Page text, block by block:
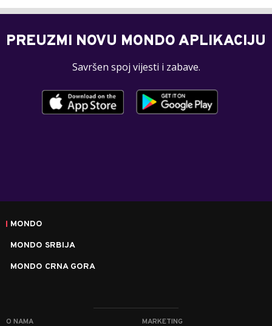
PREUZMI NOVU MONDO APLIKACIJU
Savršen spoj vijesti i zabave.
MONDO
MONDO SRBIJA
MONDO CRNA GORA
O NAMA MARKETING